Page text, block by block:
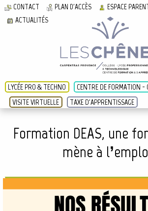
LYCÉE PRO & TECHNO
CENTRE DE FORMATION -
VISITE VIRTUELLE
TAXE D'APPRENTISSAGE
CONTACT PLAN D'ACCÈS ESPACE
ACTUALITÉS
Formation DEAS, une
mène à